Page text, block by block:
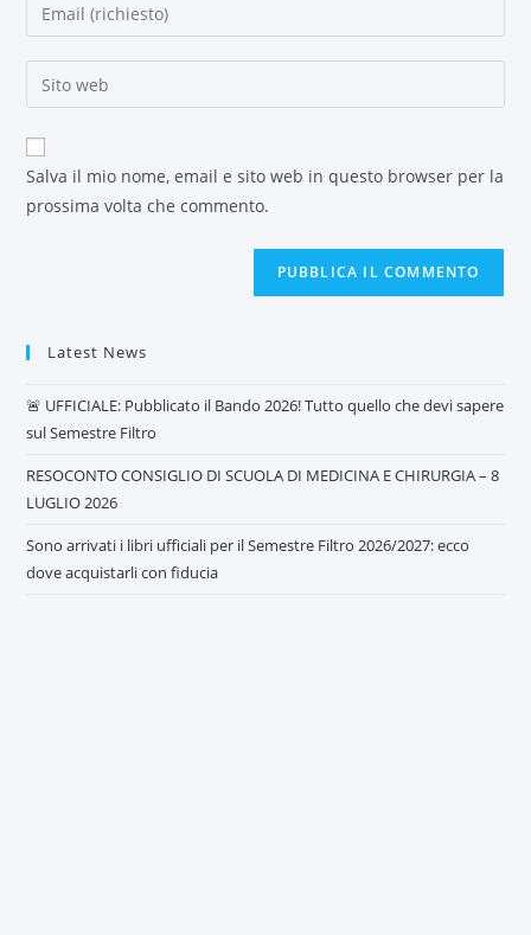
Salva il mio nome, email e sito web in questo browser per la
prossima volta che commento.
Latest News
🚨 UFFICIALE: Pubblicato il Bando 2026! Tutto quello che devi sapere
sul Semestre Filtro
RESOCONTO CONSIGLIO DI SCUOLA DI MEDICINA E CHIRURGIA – 8
LUGLIO 2026
Sono arrivati i libri ufficiali per il Semestre Filtro 2026/2027: ecco
dove acquistarli con fiducia